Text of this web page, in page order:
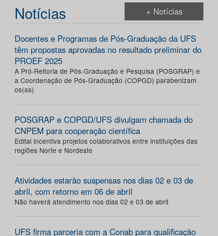
Notícias + Notícias
Docentes e Programas de Pós-Graduação da UFS
têm propostas aprovadas no resultado preliminar do
PROEF 2025
A Pró-Reitoria de Pós-Graduação e Pesquisa (POSGRAP) e
a Coordenação de Pós-Graduação (COPGD) parabenizam
os(as)
POSGRAP e COPGD/UFS divulgam chamada do
CNPEM para cooperação científica
Edital incentiva projetos colaborativos entre instituições das
regiões Norte e Nordeste
Atividades estarão suspensas nos dias 02 e 03 de
abril, com retorno em 06 de abril
Não haverá atendimento nos dias 02 e 03 de abril
UFS firma parceria com a Conab para qualificação